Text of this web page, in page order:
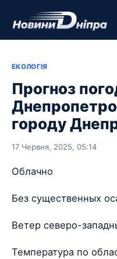
ЕКОЛОГІЯ
Прогноз
городу
17 Червня, 2025, 05:14
Облачно
Без существенных
Ветер северо-
Температура по